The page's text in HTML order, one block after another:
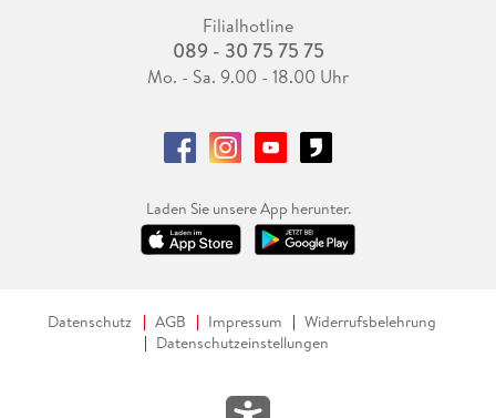
Filialhotline
089 - 30 75 75 75
Mo. - Sa. 9.00 - 18.00 Uhr
Laden Sie unsere App herunter.
Datenschutz AGB Impressum
Widerrufsbelehrung
Datenschutzeinstellungen